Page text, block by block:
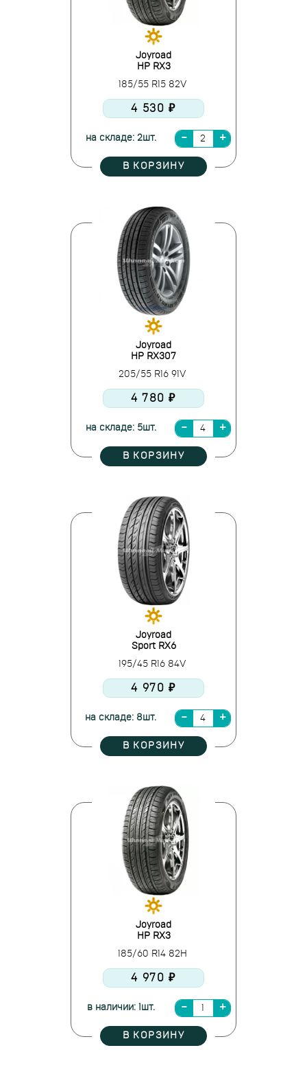
Joyroad
HP RX3
185/55 R15 82V
4 530 ₽
на складе: 2шт.
В КОРЗИНУ
Joyroad
HP RX307
205/55 R16 91V
4 780 ₽
на складе: 5шт.
В КОРЗИНУ
Joyroad
Sport RX6
195/45 R16 84V
4 970 ₽
на складе: 8шт.
В КОРЗИНУ
Joyroad
HP RX3
185/60 R14 82H
4 970 ₽
в наличии: 1шт.
В КОРЗИНУ